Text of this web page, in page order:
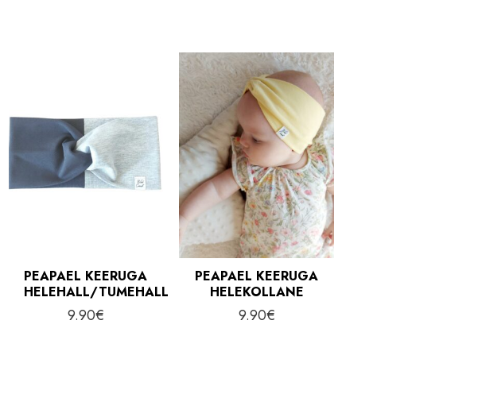
PEAPAEL KEERUGA
HELEHALL/TUMEHALL
9.90€
PEAPAEL KEERUGA
HELEKOLLANE
9.90€